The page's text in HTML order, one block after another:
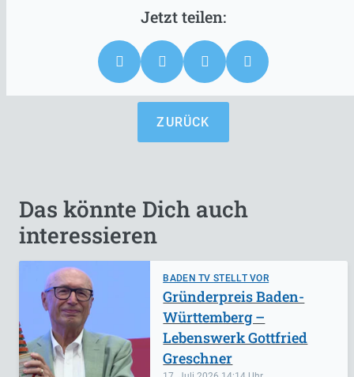
ZURÜCK
Das könnte Dich auch
interessieren
BADEN TV STELLT VOR
Gründerpreis Baden-
Württemberg –
Lebenswerk Gottfried
Greschner